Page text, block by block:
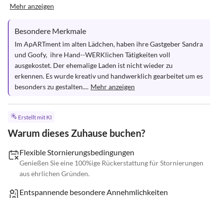
Mehr anzeigen
Besondere Merkmale
Im ApARTment im alten Lädchen, haben ihre Gastgeber Sandra
und Goofy,  ihre Hand--WERKlichen Tätigkeiten voll
ausgekostet. Der ehemalige Laden ist nicht wieder zu
erkennen. Es wurde kreativ und handwerklich gearbeitet um es
besonders zu gestalten.... Mehr anzeigen
Erstellt mit KI
Warum dieses Zuhause buchen?
Flexible Stornierungsbedingungen
Genießen Sie eine 100%ige Rückerstattung für Stornierungen
aus ehrlichen Gründen.
Entspannende besondere Annehmlichkeiten